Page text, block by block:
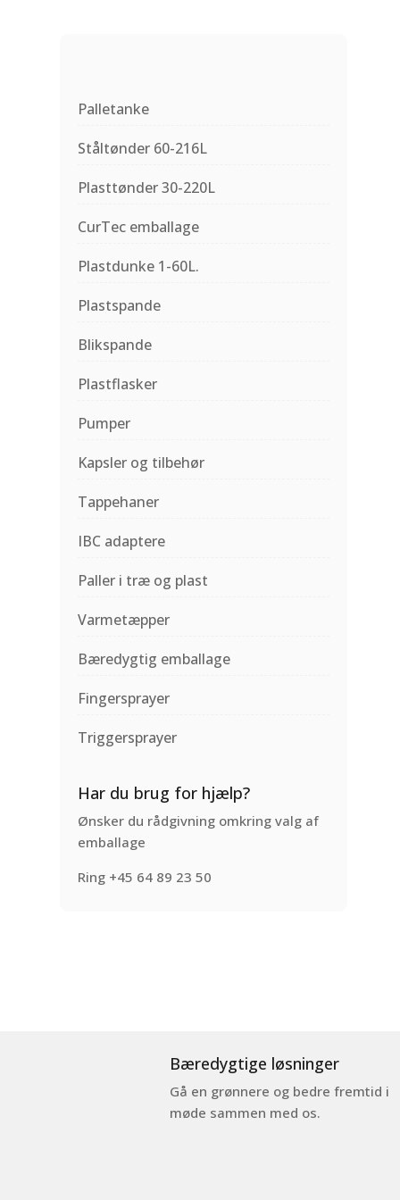
Palletanke
Ståltønder 60-216L
Plasttønder 30-220L
CurTec emballage
Plastdunke 1-60L.
Plastspande
Blikspande
Plastflasker
Pumper
Kapsler og tilbehør
Tappehaner
IBC adaptere
Paller i træ og plast
Varmetæpper
Bæredygtig emballage
Fingersprayer
Triggersprayer
Har du brug for hjælp?
Ønsker du rådgivning omkring valg af
emballage
Ring +45 64 89 23 50
Bæredygtige løsninger
Gå en grønnere og bedre fremtid i
møde sammen med os.